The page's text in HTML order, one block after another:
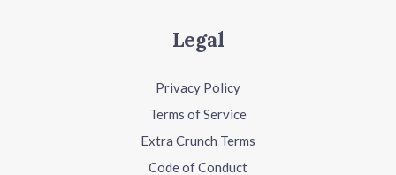
Legal
Privacy Policy
Terms of Service
Extra Crunch Terms
Code of Conduct